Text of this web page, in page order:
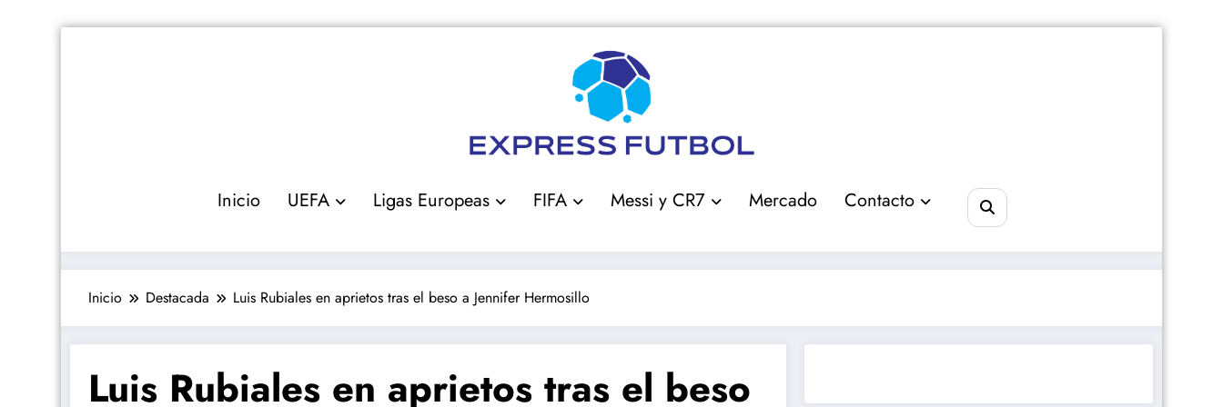
Inicio UEFA Ligas Europeas FIFA Messi y CR7 Mercado Contacto
Inicio Destacada Luis Rubiales en aprietos tras el beso a Jennifer Hermosillo
Luis Rubiales en aprietos tras el beso